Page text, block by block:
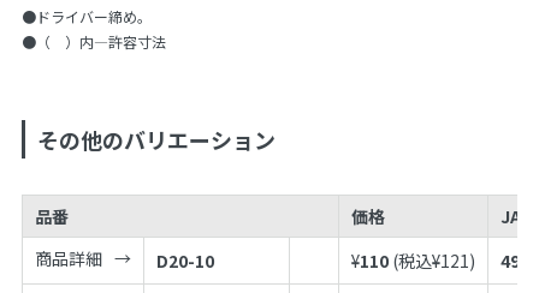
●ドライバー締め。
●（ ）内—許容寸法
その他のバリエーション
品番 価格
JAN
商品詳細
D20-10 ¥110 (税込¥121)